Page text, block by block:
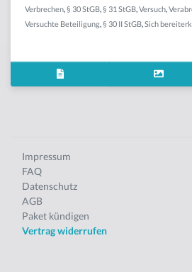
Verbrechen § 30 StGB § 31 StGB Versuch
Versuchte Beteiligung § 30 II StGB Sich
Impressum
FAQ
Datenschutz
AGB
Paket kündigen
Vertrag widerrufen